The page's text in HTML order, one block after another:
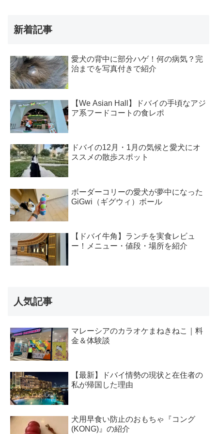
新着記事
愛犬の背中に部分ハゲ！何の病気？完
治までを写真付きで紹介
【We Asian Hall】ドバイの手頃なアジ
ア系フードコートの食レポ
ドバイの12月・1月の気候と愛犬にオ
ススメの散歩スポット
ボーダーコリーの愛犬が夢中になった
GiGwi（ギグウィ）ボール
【ドバイ牛角】ランチを実食レビュ
ー！メニュー・値段・場所を紹介
人気記事
マレーシアのカラオケまねきねこ｜料
金＆体験談
【最新】ドバイ情勢の現状と在住者の
私が帰国した理由
犬用早食い防止のおもちゃ『コング
(KONG)』の紹介